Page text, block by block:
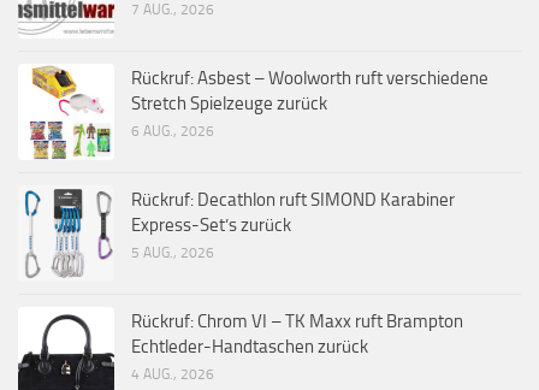
7 AUG., 2026
Rückruf: Asbest – Woolworth ruft verschiedene
Stretch Spielzeuge zurück
6 AUG., 2026
Rückruf: Decathlon ruft SIMOND Karabiner
Express-Set’s zurück
5 AUG., 2026
Rückruf: Chrom VI – TK Maxx ruft Brampton
Echtleder-Handtaschen zurück
4 AUG., 2026